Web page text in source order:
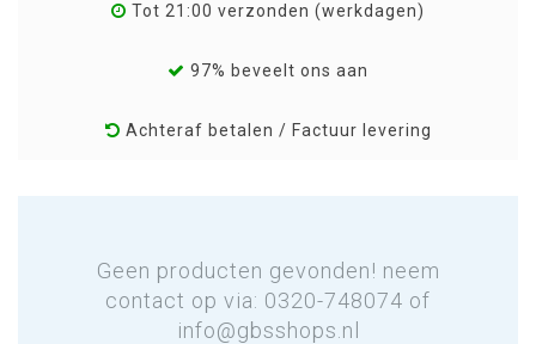
Tot 21:00 verzonden (werkdagen)
97% beveelt ons aan
Achteraf betalen / Factuur levering
Geen producten gevonden! neem
contact op via: 0320-748074 of
info@gbsshops.nl